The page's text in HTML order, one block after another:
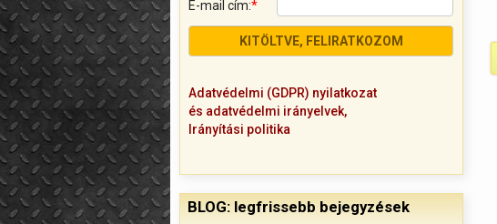
E-mail cím:*
Adatvédelmi (GDPR) nyilatkozat
és adatvédelmi irányelvek,
Irányítási politika
BLOG: legfrissebb bejegyzések